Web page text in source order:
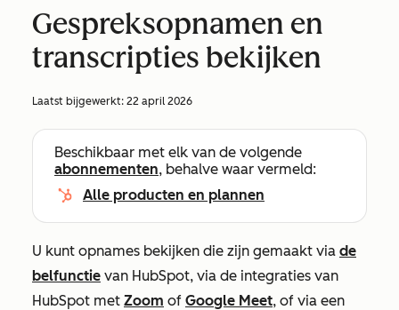
Gespreksopnamen en
transcripties bekijken
Laatst bijgewerkt: 22 april 2026
Beschikbaar met elk van de volgende
abonnementen, behalve waar vermeld:
Alle producten en plannen
U kunt opnames bekijken die zijn gemaakt via de
belfunctie van HubSpot, via de integraties van
HubSpot met Zoom of Google Meet, of via een